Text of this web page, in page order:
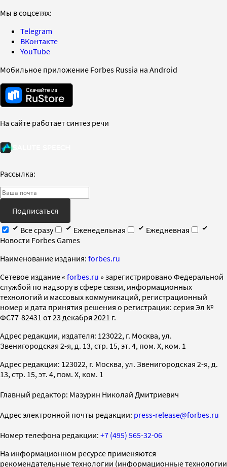
Мы в соцсетях:
Telegram
ВКонтакте
YouTube
Мобильное приложение Forbes Russia на Android
На сайте работает синтез речи
Рассылка:
Подписаться
Все сразу
Еженедельная
Ежедневная
Новости Forbes Games
Наименование издания: forbes.ru
Cетевое издание « forbes.ru » зарегистрировано Федеральной
службой по надзору в сфере связи, информационных
технологий и массовых коммуникаций, регистрационный
номер и дата принятия решения о регистрации: серия Эл №
ФС77-82431 от 23 декабря 2021 г.
Адрес редакции, издателя: 123022, г. Москва, ул.
Звенигородская 2-я, д. 13, стр. 15, эт. 4, пом. X, ком. 1
Адрес редакции: 123022, г. Москва, ул. Звенигородская 2-я, д.
13, стр. 15, эт. 4, пом. X, ком. 1
Главный редактор: Мазурин Николай Дмитриевич
Адрес электронной почты редакции: press-release@forbes.ru
Номер телефона редакции: +7 (495) 565-32-06
На информационном ресурсе применяются
рекомендательные технологии (информационные технологии